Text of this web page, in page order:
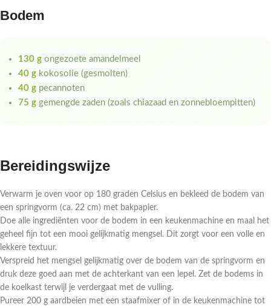
Bodem
130 g ongezoete amandelmeel
40 g kokosolie (gesmolten)
40 g pecannoten
75 g gemengde zaden (zoals chiazaad en zonnebloempitten)
Bereidingswijze
Verwarm je oven voor op 180 graden Celsius en bekleed de bodem van
een springvorm (ca. 22 cm) met bakpapier.
Doe alle ingrediënten voor de bodem in een keukenmachine en maal het
geheel fijn tot een mooi gelijkmatig mengsel. Dit zorgt voor een volle en
lekkere textuur.
Verspreid het mengsel gelijkmatig over de bodem van de springvorm en
druk deze goed aan met de achterkant van een lepel. Zet de bodems in
de koelkast terwijl je verdergaat met de vulling.
Pureer 200 g aardbeien met een staafmixer of in de keukenmachine tot